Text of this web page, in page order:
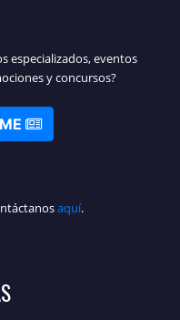
especializados, eventos
y concursos?
aquí.